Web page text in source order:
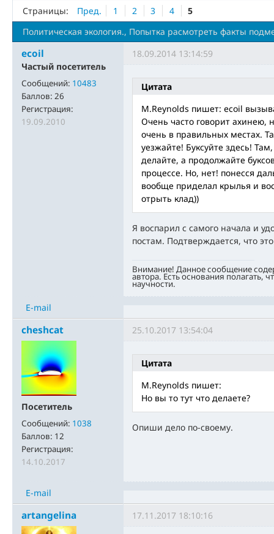
Страницы: Пред. 1 2 3 4
5
Политическая экология., Попытка расмотреть факты
ecoil
Частый посетитель
Сообщений: 10483
Баллов: 26
Регистрация:
19.09.2010
18.09.2014 13:14:59
Цитата
M.Reynolds пишет: ecoil
Очень часто говорит ахинею,
очень в правильных местах.
уезжайте! Буксуйте здесь!
делайте, а продолжайте
процессе. Но, нет! понесся
вообще приделал крылья и
отрыть клад))
Я воспарил с самого начала и
постам. Подтверждается, что
Внимание! Данное сообщение
автора. Есть основания полагать,
научности.
E-mail
cheshcat
Посетитель
Сообщений: 1038
Баллов: 12
Регистрация:
14.10.2017
25.10.2017 13:54:04
Цитата
M.Reynolds пишет:
Но вы то тут что делаете?
Опиши дело по-своему.
E-mail
artangelina 17.11.2017 18:10:16